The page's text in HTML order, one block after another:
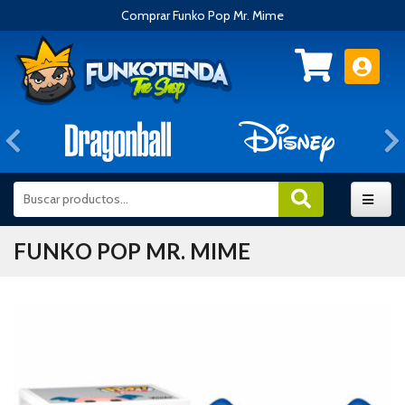
Comprar Funko Pop Mr. Mime
Anterior
FUNKO POP MR. MIME